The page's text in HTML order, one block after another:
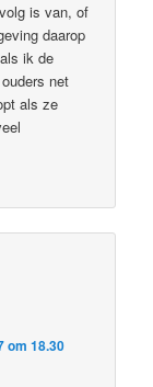
is van, of
daarop
ik de
net
als ze
om 18.30